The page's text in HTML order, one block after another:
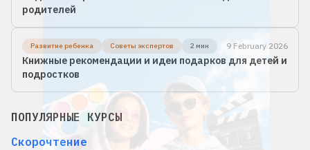
родителей
Развитие ребенка Советы экспертов 2 мин 9 February 2026
Книжные рекомендации и идеи подарков для детей и
подростков
ПОПУЛЯРНЫЕ КУРСЫ
Скорочтение